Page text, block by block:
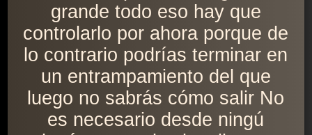
grande todo eso hay que
controlarlo por ahora porque de
lo contrario podrías terminar en
un entrampamiento del que
luego no sabrás cómo salir No
es necesario desde ningú